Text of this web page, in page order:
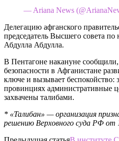
— Ariana News
Делегацию афганского
председатель Высшего совета
Абдулла Абдулла.
В Пентагоне накануне сообщили,
безопасности в Афганистане
ключе и вызывает беспокойство:
провинциях административные
захвачены талибами.
* «Талибан» — организация
решению Верховного суда РФ от